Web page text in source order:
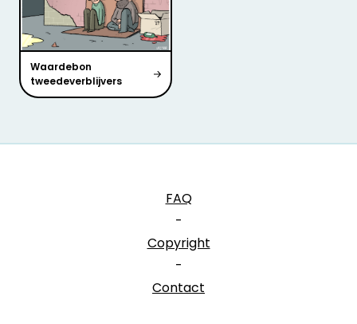
Waardebon
tweedeverblijvers
FAQ
-
Copyright
-
Contact